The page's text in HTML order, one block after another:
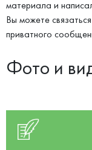
материала и
Вы можете
приватного
Фото и